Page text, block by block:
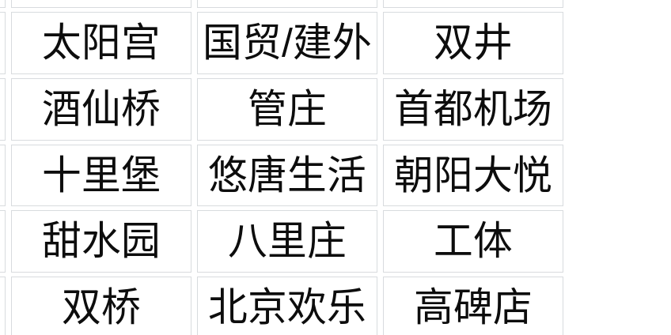
阳公园
太阳宫 国贸/建外
双井
酒仙桥 管庄
首都机场
十里堡
悠唐生活
广场
朝阳大悦
城
甜水园 八里庄
工体
双桥
北京欢乐
高碑店